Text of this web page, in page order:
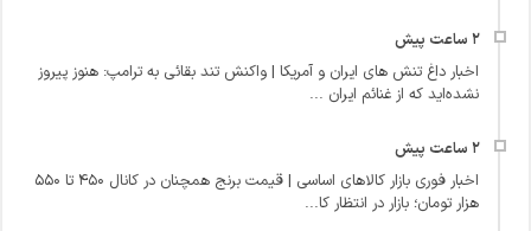
اخبار داغ تنش‌ های ایران و آمریکا | واکنش تند بقائی به ترامپ: هنوز پیروز
نشده‌اید که از غنائم ایران ...
اخبار فوری بازار کالاهای اساسی | قیمت برنج همچنان در کانال ۴۵۰ تا ۵۵۰
هزار تومان؛ بازار در انتظار کا...